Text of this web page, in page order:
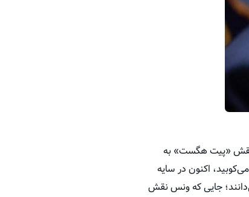
نقش «پیت هگست» به
جنگ ۳۹ روزه، مدام بر طبل جنگ می‌کوبید، اکنون در سایه
جایی که ونس نقش